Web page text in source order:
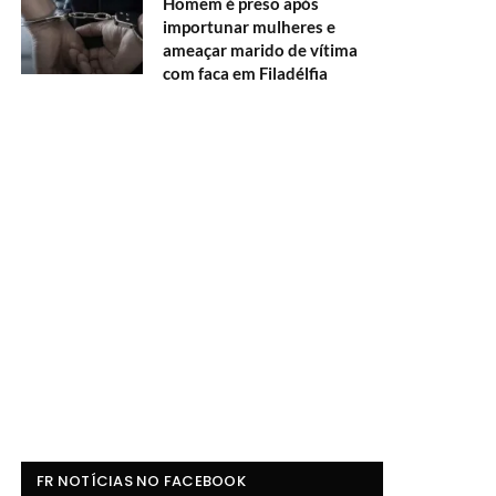
importunar mulheres e
ameaçar marido de vítima
com faca em Filadélfia
FR NOTÍCIAS NO FACEBOOK